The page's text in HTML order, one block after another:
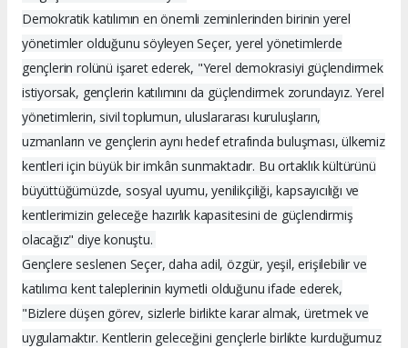
Demokratik katılımın en önemli zeminlerinden birinin yerel
yönetimler olduğunu söyleyen Seçer, yerel yönetimlerde
gençlerin rolünü işaret ederek, "Yerel demokrasiyi güçlendirmek
istiyorsak, gençlerin katılımını da güçlendirmek zorundayız. Yerel
yönetimlerin, sivil toplumun, uluslararası kuruluşların,
uzmanların ve gençlerin aynı hedef etrafında buluşması, ülkemiz
kentleri için büyük bir imkân sunmaktadır. Bu ortaklık kültürünü
büyüttüğümüzde, sosyal uyumu, yenilikçiliği, kapsayıcılığı ve
kentlerimizin geleceğe hazırlık kapasitesini de güçlendirmiş
olacağız" diye konuştu.
Gençlere seslenen Seçer, daha adil, özgür, yeşil, erişilebilir ve
katılımcı kent taleplerinin kıymetli olduğunu ifade ederek,
"Bizlere düşen görev, sizlerle birlikte karar almak, üretmek ve
uygulamaktır. Kentlerin geleceğini gençlerle birlikte kurduğumuz